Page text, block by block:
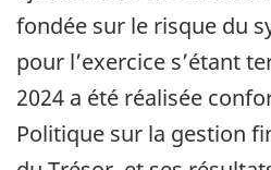
fondée sur le risque du
pour l’exercice s’étant
2024 a été réalisée
Politique sur la gestion